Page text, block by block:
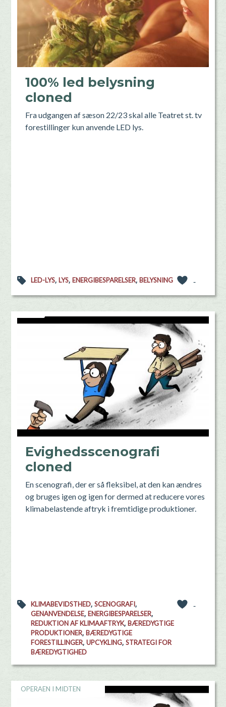
100% led belysning
cloned
Fra udgangen af sæson 22/23 skal alle Teatret st. tv
forestillinger kun anvende LED lys.
LED-LYS, LYS, ENERGIBESPARELSER, BELYSNING -
Evighedsscenografi
cloned
En scenografi, der er så fleksibel, at den kan ændres
og bruges igen og igen for dermed at reducere vores
klimabelastende aftryk i fremtidige produktioner.
KLIMABEVIDSTHED, SCENOGRAFI,
GENANVENDELSE, ENERGIBESPARELSER,
REDUKTION AF KLIMAAFTRYK, BÆREDYGTIGE
PRODUKTIONER, BÆREDYGTIGE
FORESTILLINGER, UPCYKLING, STRATEGI FOR
BÆREDYGTIGHED
-
OPERAEN I MIDTEN